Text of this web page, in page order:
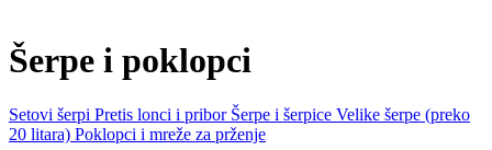
Šerpe i poklopci
Setovi šerpi Pretis lonci i pribor Šerpe i šerpice Velike šerpe (preko
20 litara) Poklopci i mreže za prženje